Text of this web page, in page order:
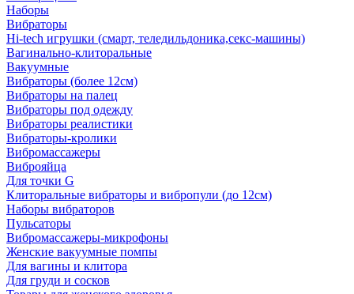
Наборы
Вибраторы
Hi-tech игрушки (смарт, теледильдоника,секс-машины)
Вагинально-клиторальные
Вакуумные
Вибраторы (более 12см)
Вибраторы на палец
Вибраторы под одежду
Вибраторы реалистики
Вибраторы-кролики
Вибромассажеры
Виброяйца
Для точки G
Клиторальные вибраторы и вибропули (до 12см)
Наборы вибраторов
Пульсаторы
Вибромассажеры-микрофоны
Женские вакуумные помпы
Для вагины и клитора
Для груди и сосков